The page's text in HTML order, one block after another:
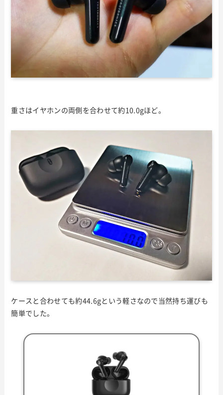
重さはイヤホンの両側を合わせて約10.0gほど。
ケースと合わせても約44.6gという軽さなので当然持ち運びも
簡単でした。